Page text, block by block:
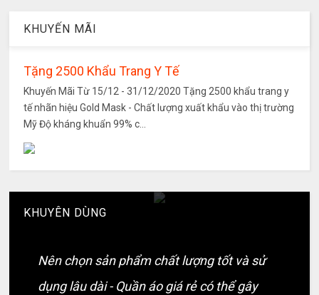
KHUYẾN MÃI
Tặng 2500 Khẩu Trang Y Tế
Khuyến Mãi Từ 15/12 - 31/12/2020 Tặng 2500 khẩu trang y
tế nhãn hiệu Gold Mask - Chất lượng xuất khẩu vào thị trường
Mỹ Độ kháng khuẩn 99% c...
KHUYÊN DÙNG
Nên chọn sản phẩm chất lượng tốt và sử
dụng lâu dài - Quần áo giá rẻ có thể gây